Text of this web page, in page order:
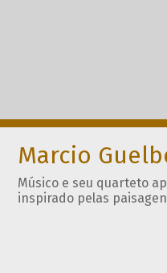
Marcio
Músico e seu quarteto
inspirado pelas